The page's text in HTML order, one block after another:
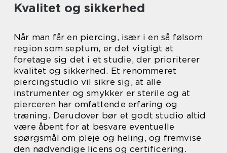
Kvalitet og sikkerhed
Når man får en piercing, især i en så følsom
region som septum, er det vigtigt at
foretage sig det i et studie, der prioriterer
kvalitet og sikkerhed. Et renommeret
piercingstudio vil sikre sig, at alle
instrumenter og smykker er sterile og at
pierceren har omfattende erfaring og
træning. Derudover bør et godt studio altid
være åbent for at besvare eventuelle
spørgsmål om pleje og heling, og fremvise
den nødvendige licens og certificering.